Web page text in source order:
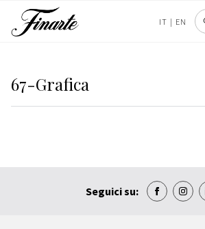
IT | EN
67-Grafica
Seguici su: